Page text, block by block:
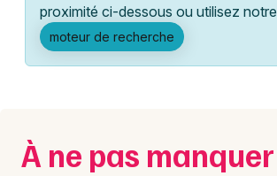
Manifestations
Foires & salons
Concerts
Marseille
Mulhouse
Nice
proximité ci-dessous ou utilisez notre
moteur de recherche
À ne pas manquer